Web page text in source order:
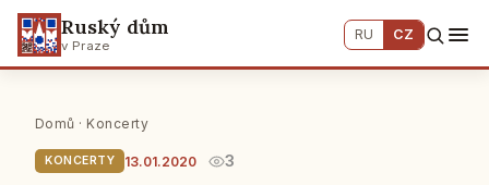
Ruský dům
v Praze
RU CZ
Domů · Koncerty
KONCERTY 13.01.2020 3